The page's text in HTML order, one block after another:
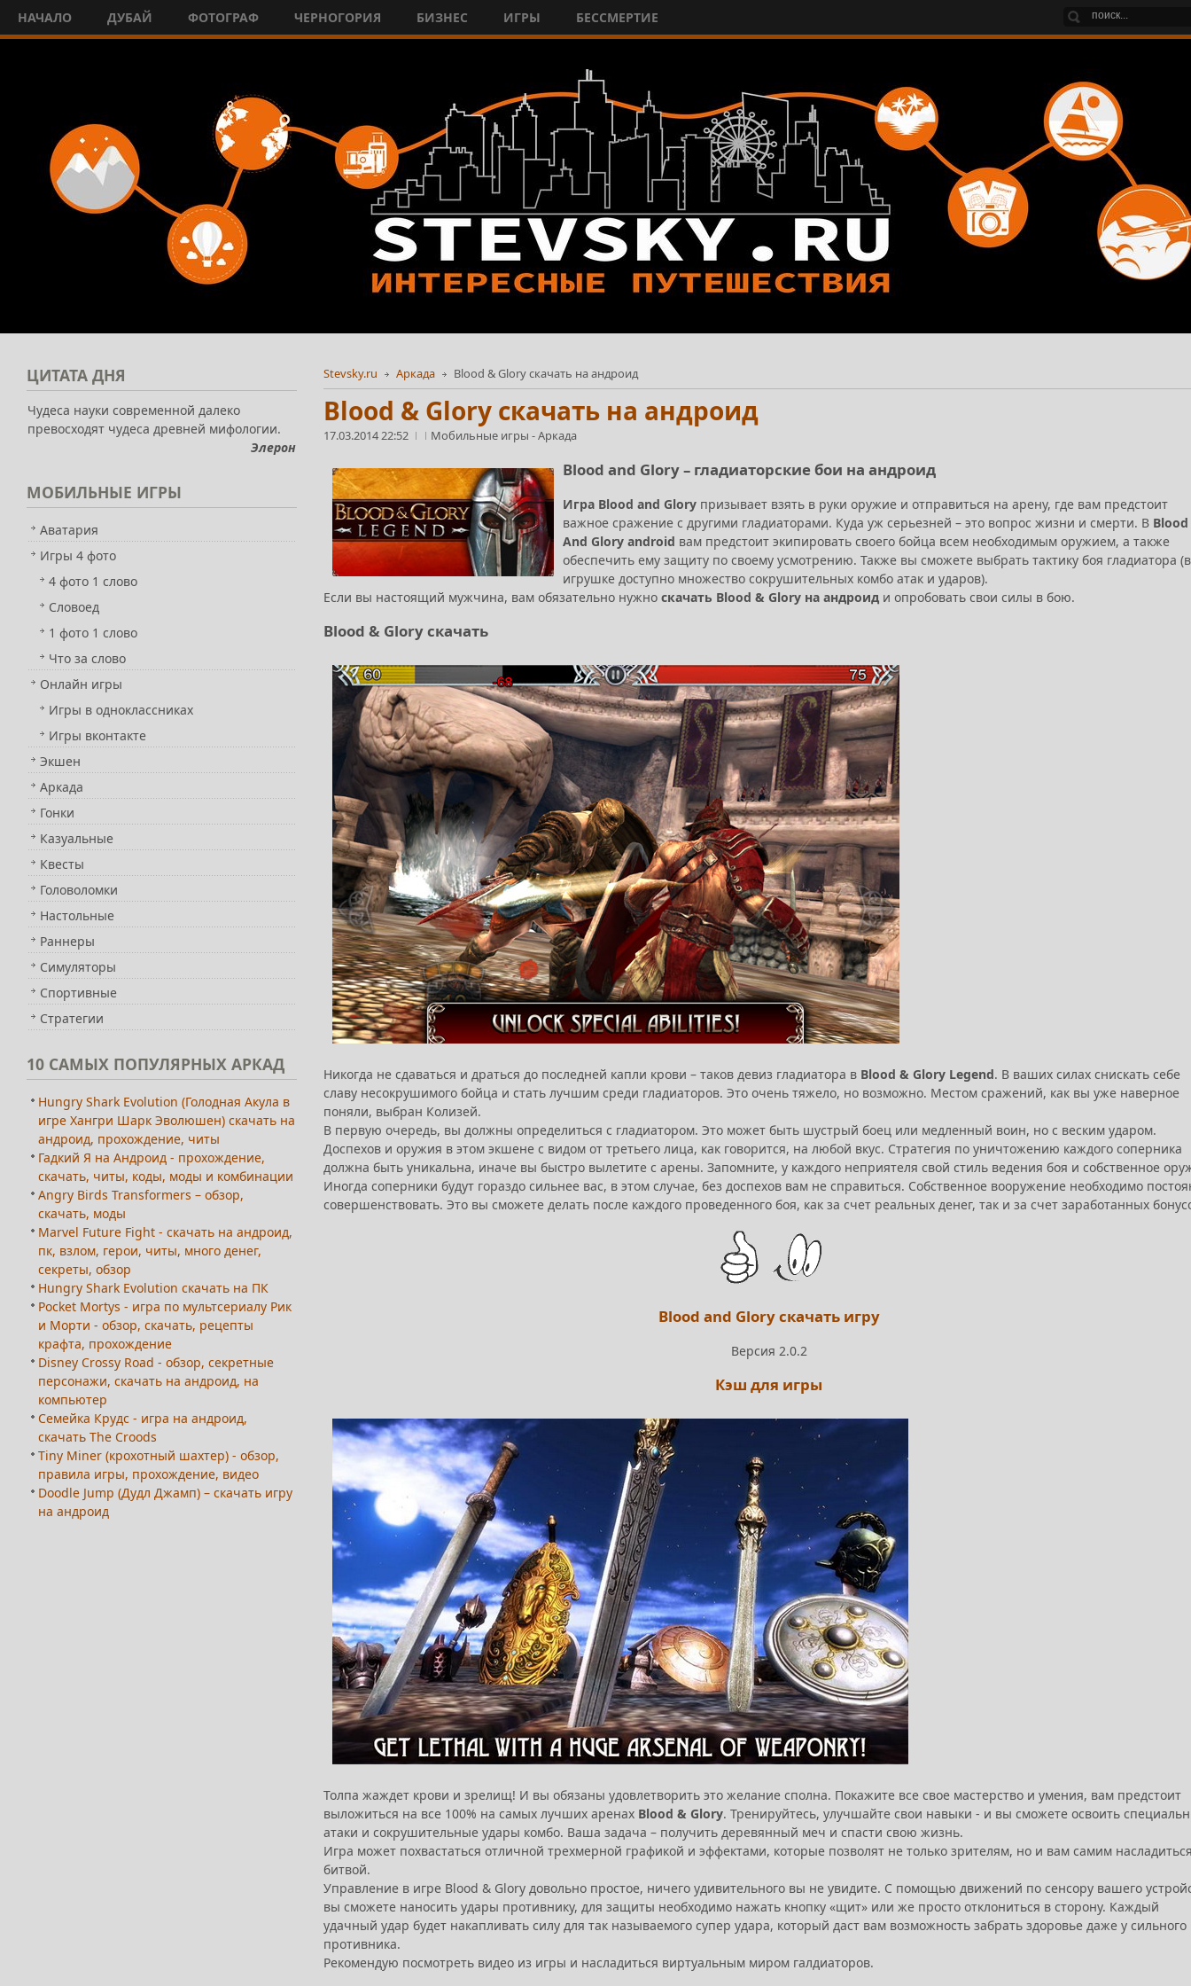
НАЧАЛО ДУБАЙ ФОТОГРАФ ЧЕРНОГОРИЯ БИЗНЕС ИГРЫ БЕССМЕРТИЕ
Stevsky.ru Аркада Blood & Glory скачать на андроид
Blood & Glory скачать на андроид
17.03.2014 22:52 Мобильные игры -Аркада
Blood and Glory – гладиаторские бои на андроид
Игра Blood and Glory призывает взять в руки оружие и отправиться на арену, где вам предстоит
важное сражение с другими гладиаторами. Куда уж серьезней – это вопрос жизни и смерти. В Blood
And Glory android вам предстоит экипировать своего бойца всем необходимым оружием, а также
обеспечить ему защиту по своему усмотрению. Также вы сможете выбрать тактику боя гладиатора (в
игрушке доступно множество сокрушительных комбо атак и ударов).
Если вы настоящий мужчина, вам обязательно нужно скачать Blood & Glory на андроид и опробовать свои силы в бою.
Blood & Glory скачать
Никогда не сдаваться и драться до последней капли крови – таков девиз гладиатора в Blood & Glory Legend. В ваших силах снискать себе
славу несокрушимого бойца и стать лучшим среди гладиаторов. Это очень тяжело, но возможно. Местом сражений, как вы уже наверное
поняли, выбран Колизей.
В первую очередь, вы должны определиться с гладиатором. Это может быть шустрый боец или медленный воин, но с веским ударом.
Доспехов и оружия в этом экшене с видом от третьего лица, как говорится, на любой вкус. Стратегия по уничтожению каждого соперника
должна быть уникальна, иначе вы быстро вылетите с арены. Запомните, у каждого неприятеля свой стиль ведения боя и собственное
Иногда соперники будут гораздо сильнее вас, в этом случае, без доспехов вам не справиться. Собственное вооружение необходимо
совершенствовать. Это вы сможете делать после каждого проведенного боя, как за счет реальных денег, так и за счет заработанных
Blood and Glory скачать игру
Версия 2.0.2
Кэш для игры
Толпа жаждет крови и зрелищ! И вы обязаны удовлетворить это желание сполна. Покажите все свое мастерство и умения, вам предстоит
выложиться на все 100% на самых лучших аренах Blood & Glory. Тренируйтесь, улучшайте свои навыки - и вы сможете освоить
атаки и сокрушительные удары комбо. Ваша задача – получить деревянный меч и спасти свою жизнь.
Игра может похвастаться отличной трехмерной графикой и эффектами, которые позволят не только зрителям, но и вам самим
битвой.
Управление в игре Blood & Glory довольно простое, ничего удивительного вы не увидите. С помощью движений по сенсору вашего
вы сможете наносить удары противнику, для защиты необходимо нажать кнопку «щит» или же просто отклониться в сторону. Каждый
удачный удар будет накапливать силу для так называемого супер удара, который даст вам возможность забрать здоровье даже у сильного
противника.
Рекомендую посмотреть видео из игры и насладиться виртуальным миром галдиаторов.
ЦИТАТА ДНЯ
Чудеса науки современной далеко
превосходят чудеса древней мифологии.
Элерон
МОБИЛЬНЫЕ ИГРЫ
Аватария
Игры 4 фото
4 фото 1 слово
Словоед
1 фото 1 слово
Что за слово
Онлайн игры
Игры в одноклассниках
Игры вконтакте
Экшен
Аркада
Гонки
Казуальные
Квесты
Головоломки
Настольные
Раннеры
Симуляторы
Спортивные
Стратегии
10 САМЫХ ПОПУЛЯРНЫХ АРКАД
Hungry Shark Evolution (Голодная Акула в
игре Хангри Шарк Эволюшен) скачать на
андроид, прохождение, читы
Гадкий Я на Андроид - прохождение,
скачать, читы, коды, моды и комбинации
Angry Birds Transformers – обзор,
скачать, моды
Marvel Future Fight - скачать на андроид,
пк, взлом, герои, читы, много денег,
секреты, обзор
Hungry Shark Evolution скачать на ПК
Pocket Mortys - игра по мультсериалу Рик
и Морти - обзор, скачать, рецепты
крафта, прохождение
Disney Crossy Road - обзор, секретные
персонажи, скачать на андроид, на
компьютер
Семейка Крудс - игра на андроид,
скачать The Croods
Tiny Miner (крохотный шахтер) - обзор,
правила игры, прохождение, видео
Doodle Jump (Дудл Джамп) – скачать игру
на андроид